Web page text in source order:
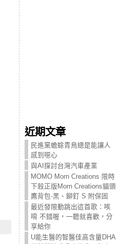
近期文章
民進黨蟾蜍青鳥總是能讓人
感到噁心
與AI探討台灣汽車產業
MOMO Morn Creations 限時
下殺正版Morn Creations貓頭
鷹背包-黑、鉚釘 S 附保固
最近發限動跳出這首歌：唉
唷 不錯喔，一聽就喜歡，分
享給你
U能生醫的智醫佳高含量DHA